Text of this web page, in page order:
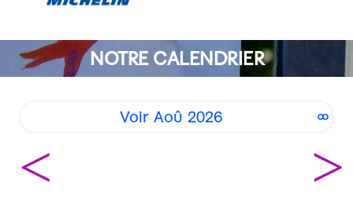
NOTRE CALENDRIER
Voir Aoû 2026
< >